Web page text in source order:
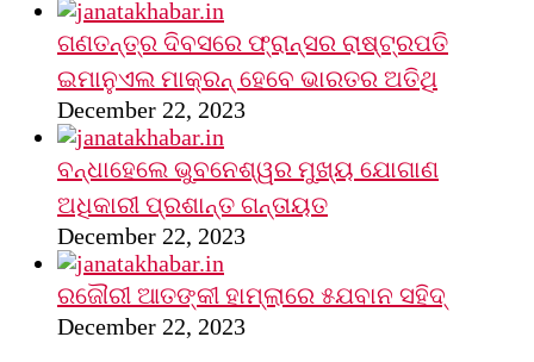
ଗଣତନ୍ତ୍ର ଦିବସରେ ଫ୍ରାନ୍ସର ରାଷ୍ଟ୍ରପତି
ଇମାନୁଏଲ ମାକ୍ରନ୍‌ ହେବେ ଭାରତର ଅତିଥି
December 22, 2023
ବନ୍ଧାହେଲେ ଭୁବନେଶ୍ୱର ମୁଖ୍ୟ ଯୋଗାଣ
ଅଧିକାରୀ ପ୍ରଶାନ୍ତ ଗନ୍ତାୟତ
December 22, 2023
ରଜୌରୀ ଆତଙ୍କୀ ହାମ୍‌ଲାରେ ୫ଯବାନ ସହିଦ୍
December 22, 2023